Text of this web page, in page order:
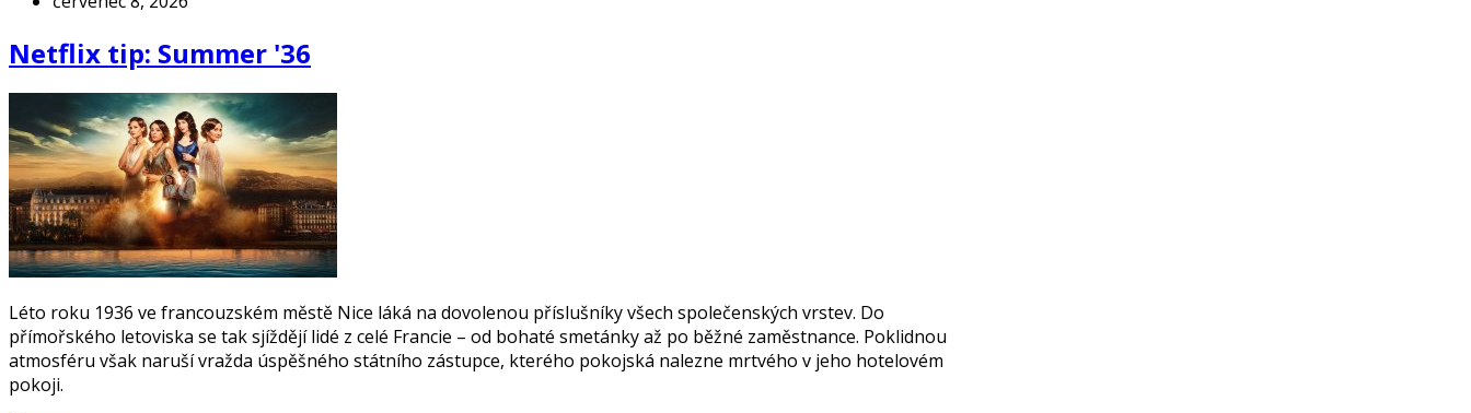
Netflix tip: Summer '36
Léto roku 1936 ve francouzském městě Nice láká na dovolenou příslušníky všech společenských vrstev. Do
přímořského letoviska se tak sjíždějí lidé z celé Francie – od bohaté smetánky až po běžné zaměstnance. Poklidnou
atmosféru však naruší vražda úspěšného státního zástupce, kterého pokojská nalezne mrtvého v jeho hotelovém
pokoji.